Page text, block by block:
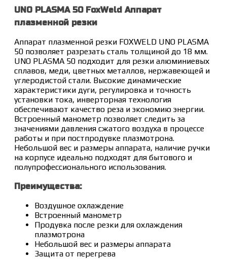
UNO PLASMA 50 FoxWeld Аппарат
плазменной резки
Аппарат плазменной резки FOXWELD UNO PLASMA
50 позволяет разрезать сталь толщиной до 18 мм.
UNO PLASMA 50 подходит для резки алюминиевых
сплавов, меди, цветных металлов, нержавеющей и
углеродистой стали. Высокие динамические
характеристики дуги, регулировка и точность
установки тока, инверторная технология
обеспечивают качество реза и экономию энергии.
Встроенный манометр позволяет следить за
значениями давления сжатого воздуха в процессе
работы и при постпродувке плазмотрона.
Небольшой вес и размеры аппарата, наличие ручки
на корпусе идеально подходят для бытового и
полупрофессионального использования.
Преимущества:
Воздушное охлаждение
Встроенный манометр
Продувка после резки для охлаждения
плазмотрона
Небольшой вес и размеры аппарата
Защита от перегрева